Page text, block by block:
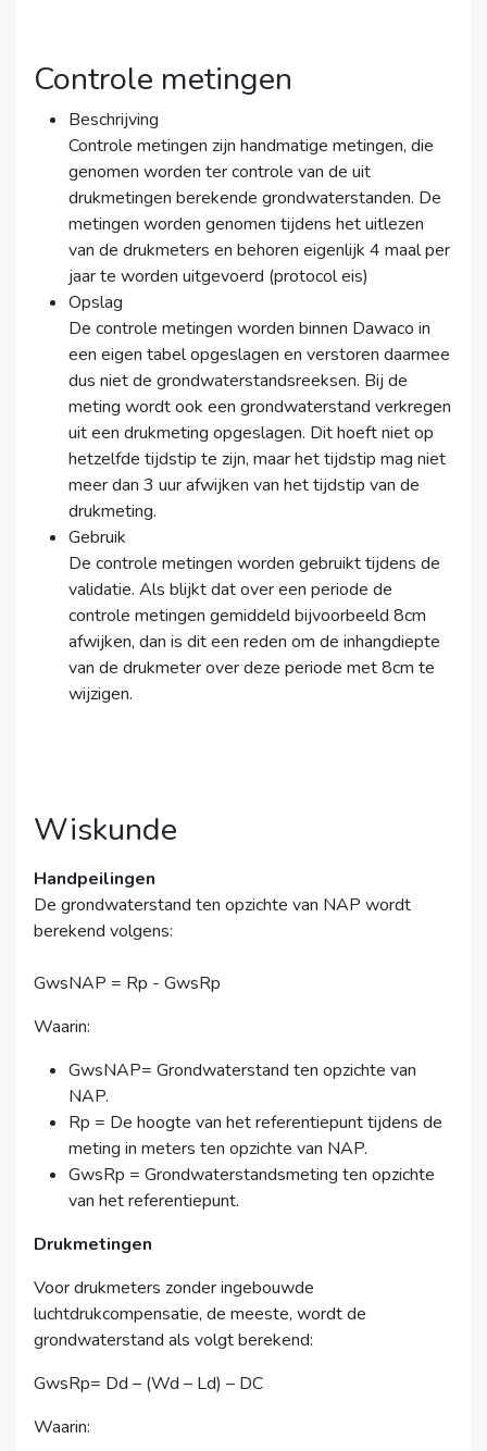
Controle metingen
Beschrijving
Controle metingen zijn handmatige metingen, die
genomen worden ter controle van de uit
drukmetingen berekende grondwaterstanden. De
metingen worden genomen tijdens het uitlezen
van de drukmeters en behoren eigenlijk 4 maal per
jaar te worden uitgevoerd (protocol eis)
Opslag
De controle metingen worden binnen Dawaco in
een eigen tabel opgeslagen en verstoren daarmee
dus niet de grondwaterstandsreeksen. Bij de
meting wordt ook een grondwaterstand verkregen
uit een drukmeting opgeslagen. Dit hoeft niet op
hetzelfde tijdstip te zijn, maar het tijdstip mag niet
meer dan 3 uur afwijken van het tijdstip van de
drukmeting.
Gebruik
De controle metingen worden gebruikt tijdens de
validatie. Als blijkt dat over een periode de
controle metingen gemiddeld bijvoorbeeld 8cm
afwijken, dan is dit een reden om de inhangdiepte
van de drukmeter over deze periode met 8cm te
wijzigen.
Wiskunde
Handpeilingen
De grondwaterstand ten opzichte van NAP wordt
berekend volgens:
GwsNAP = Rp - GwsRp
Waarin:
GwsNAP= Grondwaterstand ten opzichte van
NAP.
Rp = De hoogte van het referentiepunt tijdens de
meting in meters ten opzichte van NAP.
GwsRp = Grondwaterstandsmeting ten opzichte
van het referentiepunt.
Drukmetingen
Voor drukmeters zonder ingebouwde
luchtdrukcompensatie, de meeste, wordt de
grondwaterstand als volgt berekend:
GwsRp= Dd – (Wd – Ld) – DC
Waarin: